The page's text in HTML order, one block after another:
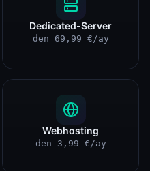
Dedicated-Server
den 69,99 €/ay
Webhosting
den 3,99 €/ay